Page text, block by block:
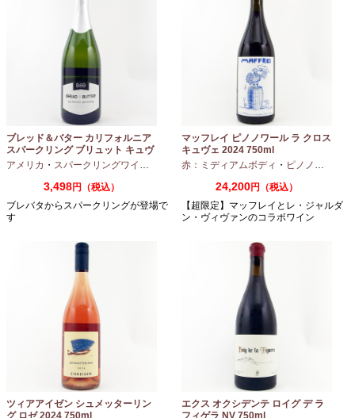
ブレッド＆バター カリフォルニア
スパークリング ブリュット キュヴ
ェ NV 750ml
アメリカ ・ スパークリングワイン シャルドネ
3,498円（税込）
ブレバタからスパークリングが登場で
す
マッフレイ ピノノワール ラ クロス
キュヴェ 2024 750ml
赤：ミディアムボディ ・ ピノノワール
24,200円（税込）
【超限定】マッフレイとレ・ジャルダ
ン・ヴィヴァンのコラボワイン
ツィアアイゼン シュメッターリン
グ ロゼ 2024 750ml
エクス オクシデンテ ロイグ デ ラ
フィゲラ NV 750ml